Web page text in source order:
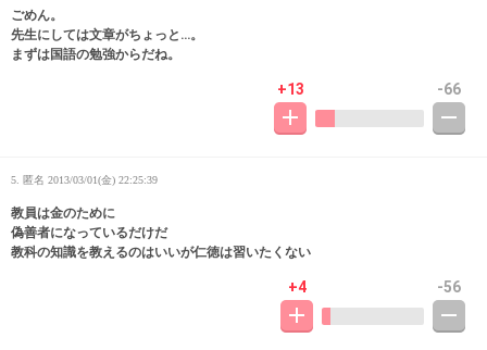
ごめん。
先生にしては文章がちょっと…。
まずは国語の勉強からだね。
+13 -66
5. 匿名 2013/03/01(金) 22:25:39
教員は金のために
偽善者になっているだけだ
教科の知識を教えるのはいいが仁徳は習いたくない
+4 -56